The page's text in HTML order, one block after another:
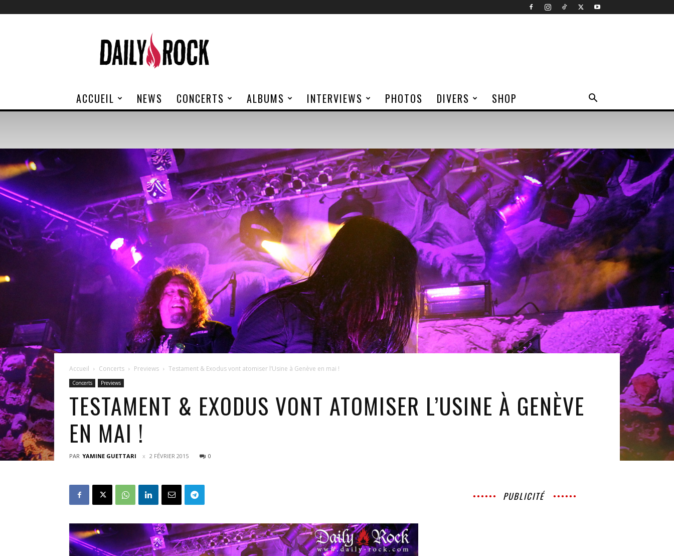
Rock
ACCUEIL NEWS CONCERTS ALBUMS INTERVIEWS PHOTOS DIVERS SHOP
Accueil Concerts Previews Testament & Exodus vont atomiser l’Usine à Genève en mai !
Concerts Previews
TESTAMENT & EXODUS VONT ATOMISER L’USINE À GENÈVE
EN MAI !
PAR YAMINE GUETTARI 2 FÉVRIER 2015 0
PUBLICITÉ